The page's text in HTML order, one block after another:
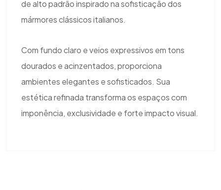
de alto padrão inspirado na sofisticação dos
mármores clássicos italianos.
Com fundo claro e veios expressivos em tons
dourados e acinzentados, proporciona
ambientes elegantes e sofisticados. Sua
estética refinada transforma os espaços com
imponência, exclusividade e forte impacto visual.